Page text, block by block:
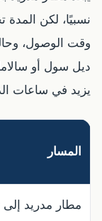
نسبيًا، لكن المدة
وقت الوصول،
يزيد في ساعات
المسار
مطار مدريد إلى